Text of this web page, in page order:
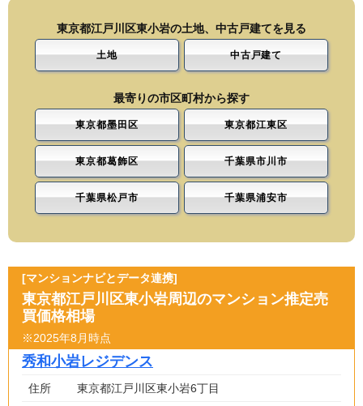
東京都江戸川区東小岩の土地、中古戸建てを見る
土地 中古戸建て
最寄りの市区町村から探す
東京都墨田区 東京都江東区
東京都葛飾区 千葉県市川市
千葉県松戸市 千葉県浦安市
[マンションナビとデータ連携]
東京都江戸川区東小岩周辺のマンション推定売
買価格相場
※2025年8月時点
秀和小岩レジデンス
住所 東京都江戸川区東小岩6丁目